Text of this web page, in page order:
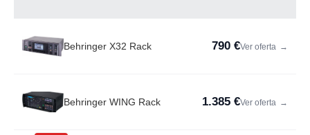
Behringer X32 Rack 790 €Ver oferta →
Behringer WING Rack 1.385 €Ver oferta →